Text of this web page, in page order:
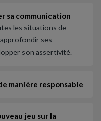
sa communication
les situations de
ses
son assertivité.
manière responsable
jeu sur la